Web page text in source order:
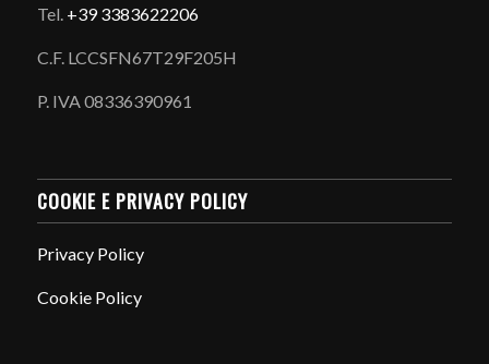
Tel. +39 3383622206
C.F. LCCSFN67T29F205H
P. IVA 08336390961
COOKIE E PRIVACY POLICY
Privacy Policy
Cookie Policy